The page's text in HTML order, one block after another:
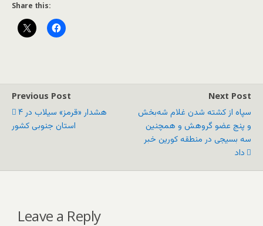
Share this:
Previous Post
هشدار «قرمز» سیلاب در ۴
استان جنوبی کشور
Next Post
سپاه از کشته شدن غلام شه‌بخش
و پنج عضو گروهش و همچنین
سه بسیجی در منطقه کورین خبر
داد
Leave a Reply